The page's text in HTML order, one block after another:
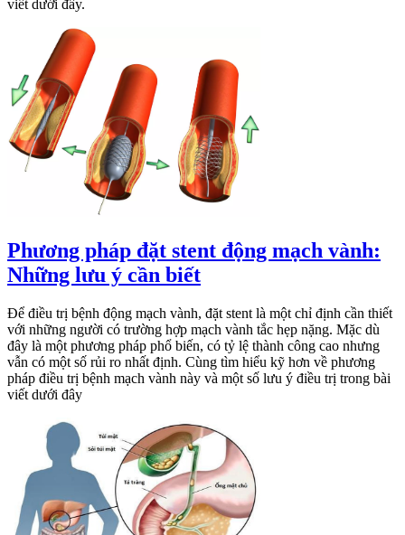
viết dưới đây.
Phương pháp đặt stent động mạch vành:
Những lưu ý cần biết
Để điều trị bệnh động mạch vành, đặt stent là một chỉ định cần thiết
với những người có trường hợp mạch vành tắc hẹp nặng. Mặc dù
đây là một phương pháp phổ biến, có tỷ lệ thành công cao nhưng
vẫn có một số rủi ro nhất định. Cùng tìm hiểu kỹ hơn về phương
pháp điều trị bệnh mạch vành này và một số lưu ý điều trị trong bài
viết dưới đây